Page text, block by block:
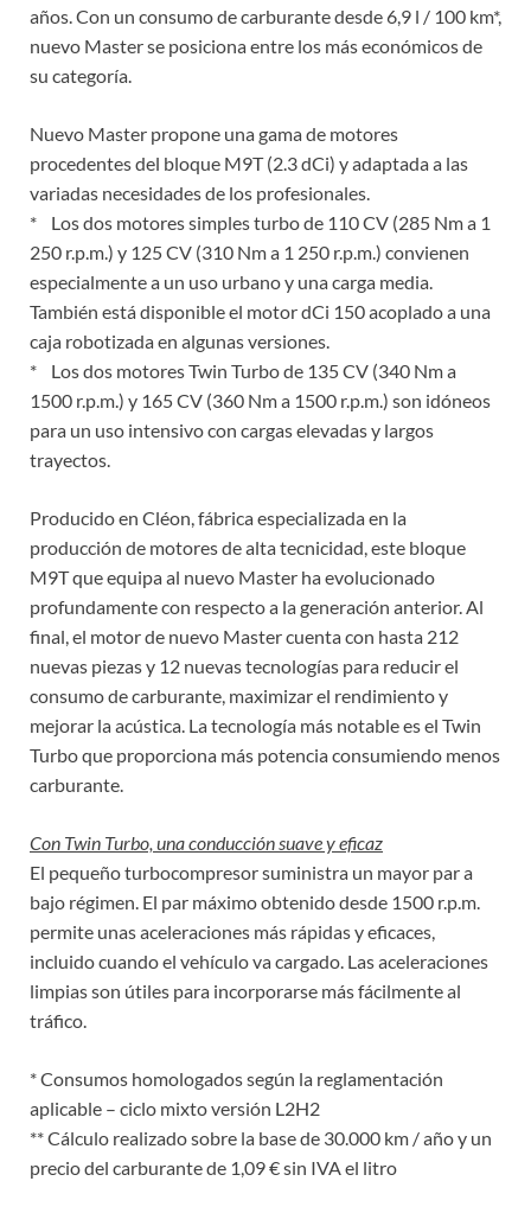
años. Con un consumo de carburante desde 6,9 l / 100 km*,
nuevo Master se posiciona entre los más económicos de
su categoría.
Nuevo Master propone una gama de motores
procedentes del bloque M9T (2.3 dCi) y adaptada a las
variadas necesidades de los profesionales.
* Los dos motores simples turbo de 110 CV (285 Nm a 1
250 r.p.m.) y 125 CV (310 Nm a 1 250 r.p.m.) convienen
especialmente a un uso urbano y una carga media.
También está disponible el motor dCi 150 acoplado a una
caja robotizada en algunas versiones.
* Los dos motores Twin Turbo de 135 CV (340 Nm a
1500 r.p.m.) y 165 CV (360 Nm a 1500 r.p.m.) son idóneos
para un uso intensivo con cargas elevadas y largos
trayectos.
Producido en Cléon, fábrica especializada en la
producción de motores de alta tecnicidad, este bloque
M9T que equipa al nuevo Master ha evolucionado
profundamente con respecto a la generación anterior. Al
final, el motor de nuevo Master cuenta con hasta 212
nuevas piezas y 12 nuevas tecnologías para reducir el
consumo de carburante, maximizar el rendimiento y
mejorar la acústica. La tecnología más notable es el Twin
Turbo que proporciona más potencia consumiendo menos
carburante.
Con Twin Turbo, una conducción suave y eficaz
El pequeño turbocompresor suministra un mayor par a
bajo régimen. El par máximo obtenido desde 1500 r.p.m.
permite unas aceleraciones más rápidas y eficaces,
incluido cuando el vehículo va cargado. Las aceleraciones
limpias son útiles para incorporarse más fácilmente al
tráfico.
* Consumos homologados según la reglamentación
aplicable – ciclo mixto versión L2H2
** Cálculo realizado sobre la base de 30.000 km / año y un
precio del carburante de 1,09 € sin IVA el litro